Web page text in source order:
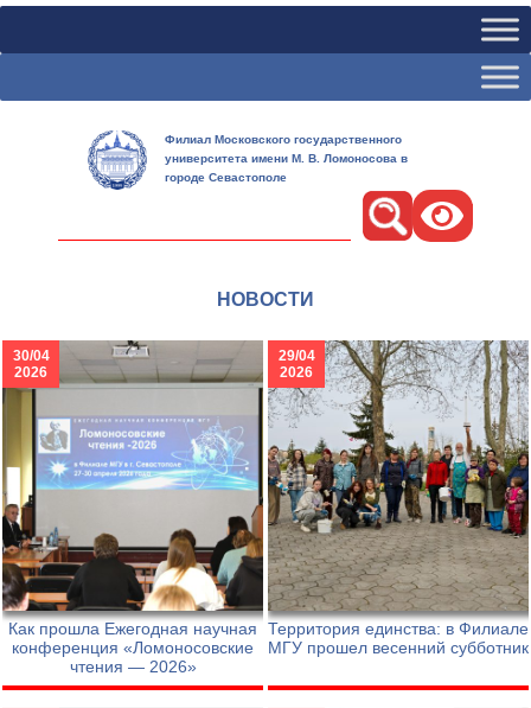
Филиал Московского государственного
университета имени М. В. Ломоносова в
городе Севастополе
НОВОСТИ
30/04
2026
Как прошла Ежегодная научная
конференция «Ломоносовские
чтения — 2026»
29/04
2026
Территория единства: в Филиале
МГУ прошел весенний субботник